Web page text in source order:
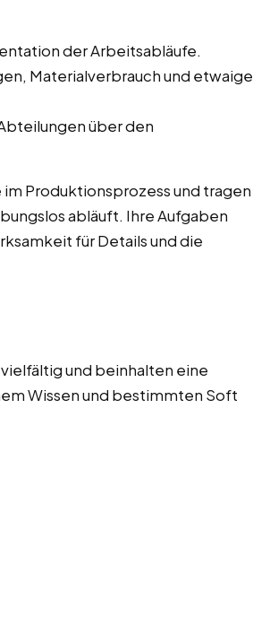
der Arbeitsabläufe.
Materialverbrauch und etwaige
über den
Produktionsprozess und tragen
abläuft. Ihre Aufgaben
für Details und die
und beinhalten eine
Wissen und bestimmten Soft